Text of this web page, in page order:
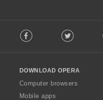
o
w
O
p
Facebook Twitter
DOWNLOAD OPERA
Computer browsers
Mobile apps